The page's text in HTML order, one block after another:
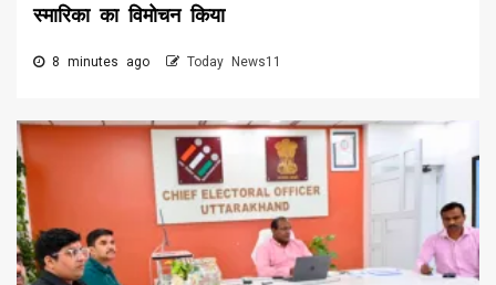
स्मारिका का विमोचन किया
8 minutes ago Today News11